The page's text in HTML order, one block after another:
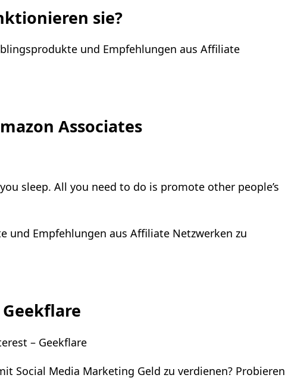
sie?
und Empfehlungen aus Affiliate
Associates
sleep. All you need to do is promote other people’s
und Empfehlungen aus Affiliate Netzwerken zu
– Geekflare
Social Media Marketing Geld zu verdienen? Probieren